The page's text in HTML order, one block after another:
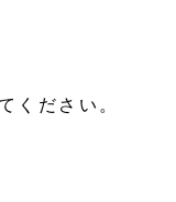
ください。